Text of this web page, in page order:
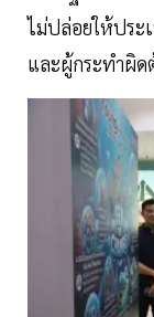
ไม่ปล่อยให้ประ
และผู้กระทำผิด